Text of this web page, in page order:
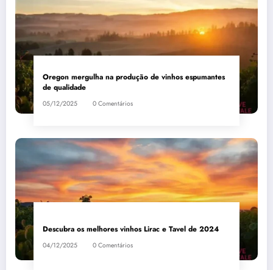
Oregon mergulha na produção de vinhos espumantes
de qualidade
05/12/2025 0 Comentários
Descubra os melhores vinhos Lirac e Tavel de 2024
04/12/2025 0 Comentários